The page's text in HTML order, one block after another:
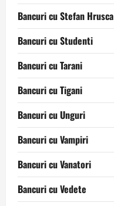
Bancuri cu Stefan Hrusca
Bancuri cu Studenti
Bancuri cu Tarani
Bancuri cu Tigani
Bancuri cu Unguri
Bancuri cu Vampiri
Bancuri cu Vanatori
Bancuri cu Vedete